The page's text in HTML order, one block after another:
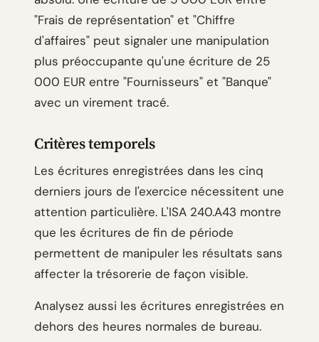
"Frais de représentation" et "Chiffre
d'affaires" peut signaler une manipulation
plus préoccupante qu'une écriture de 25
000 EUR entre "Fournisseurs" et "Banque"
avec un virement tracé.
Critères temporels
Les écritures enregistrées dans les cinq
derniers jours de l'exercice nécessitent une
attention particulière. L'ISA 240.A43 montre
que les écritures de fin de période
permettent de manipuler les résultats sans
affecter la trésorerie de façon visible.
Analysez aussi les écritures enregistrées en
dehors des heures normales de bureau.